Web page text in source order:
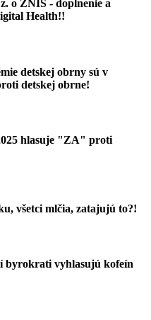
o ZNIS - doplnenie a
Health!!
detskej obrny sú v
detskej obrne!
hlasuje "ZA" proti
všetci mlčia, zatajujú to?!
byrokrati vyhlasujú kofeín